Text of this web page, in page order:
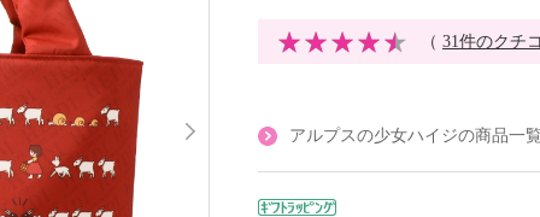
（ 31件のクチ
アルプスの少女ハイジの商品一